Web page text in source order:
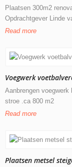
Plaatsen 300m2
Opdrachtgever Linde
Read more
Voegwerk
Aanbrengen
stroe .ca 800 m2
Read more
Plaatsen metsel